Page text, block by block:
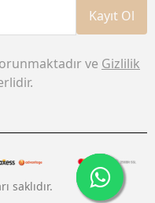
Kayıt Ol
ve Gizlilik
saklıdır.